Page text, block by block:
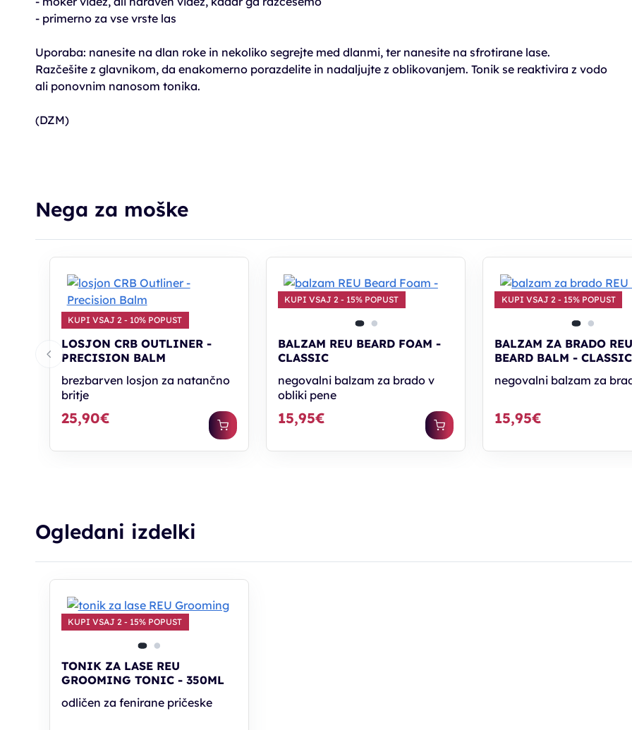
- primerno za vse vrste las
Uporaba: nanesite na dlan roke in nekoliko segrejte med dlanmi, ter nanesite na sfrotirane lase.
Razčešite z glavnikom, da enakomerno porazdelite in nadaljujte z oblikovanjem. Tonik se reaktivira z vodo
ali ponovnim nanosom tonika.
(DZM)
Nega za moške
KUPI VSAJ 2 - 10% POPUST
LOSJON CRB OUTLINER -
PRECISION BALM
brezbarven losjon za natančno
britje
25,90€
KUPI VSAJ 2 - 15% POPUST
BALZAM REU BEARD FOAM -
CLASSIC
negovalni balzam za brado v
obliki pene
15,95€
KUPI VSAJ 2 - 15% POPUST
BALZAM ZA BRADO REU
BEARD BALM - CLASSIC
negovalni balzam za
15,95€
Ogledani izdelki
KUPI VSAJ 2 - 15% POPUST
TONIK ZA LASE REU
GROOMING TONIC - 350ML
odličen za fenirane pričeske